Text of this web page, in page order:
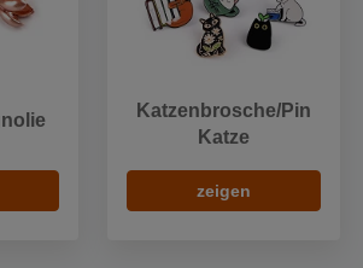
Katzenbrosche/Pin
Katze
zeigen